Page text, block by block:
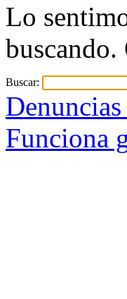
Lo
buscando.
Buscar:
Funciona